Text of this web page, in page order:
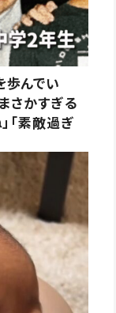
んでい
さかすぎる
「素敵過ぎ